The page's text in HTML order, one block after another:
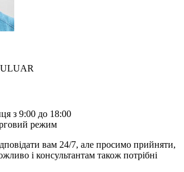
з 9:00 до 18:00
режим
вам 24/7, але просимо прийняти,
і консультантам також потрібні